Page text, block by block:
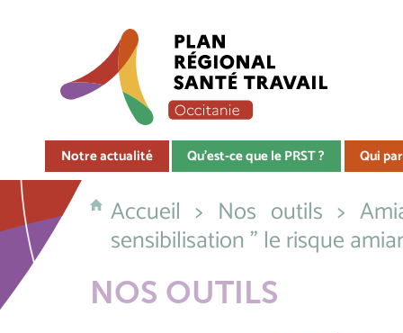
Notre actualité Qu'est-ce que le PRST ? Qui
Accueil > Nos outils >
sensibilisation " le risque
NOS OUTILS